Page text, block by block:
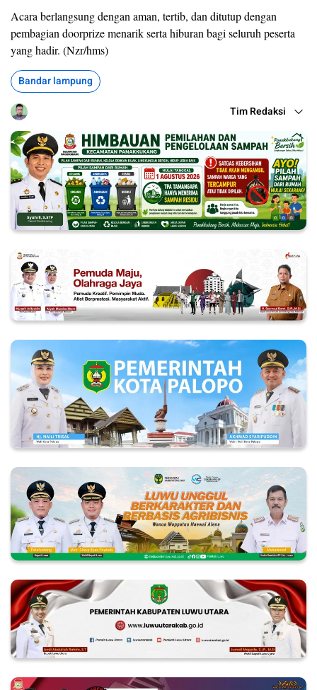
Acara berlangsung dengan aman, tertib, dan ditutup dengan
pembagian doorprize menarik serta hiburan bagi seluruh peserta
yang hadir. (Nzr/hms)
Bandar lampung
Tim Redaksi